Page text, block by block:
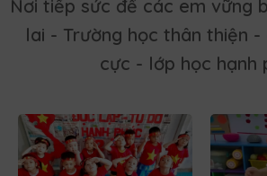
Nơi tiếp sức để các em vững
lai - Trường học thân thiện
cực - lớp học hạnh